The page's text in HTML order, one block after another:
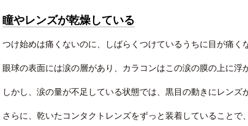
瞳やレンズが乾燥している
つけ始めは痛くないのに、しばらくつけているうちに目が痛く
眼球の表面には涙の層があり、カラコンはこの涙の膜の上に浮
しかし、涙の量が不足している状態では、黒目の動きにレン
さらに、乾いたコンタクトレンズをずっと装着していることで